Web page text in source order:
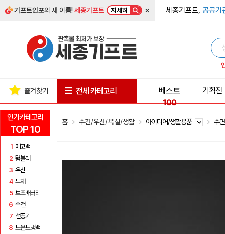
기프트인포의 새 이름!세종기프트 자세히 × 세종기프트, 공공기
인기카테고리
TOP 10
1 에코백
2 텀블러
3 우산
4 부채
5 보조배터리
6 수건
7 선풍기
8 보온보냉백
즐겨찾기 전체 카테고리
베스트
100
기획전
홈 수건/우산/욕실/생활 아이디어/생활용품 수